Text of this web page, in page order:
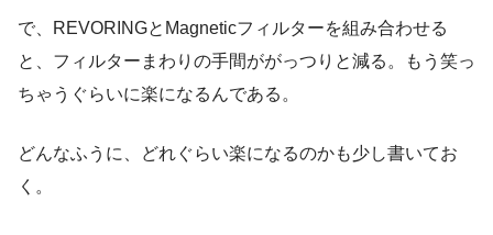
で、REVORINGとMagneticフィルターを組み合わせる
と、フィルターまわりの手間ががっつりと減る。もう笑っ
ちゃうぐらいに楽になるんである。
どんなふうに、どれぐらい楽になるのかも少し書いてお
く。